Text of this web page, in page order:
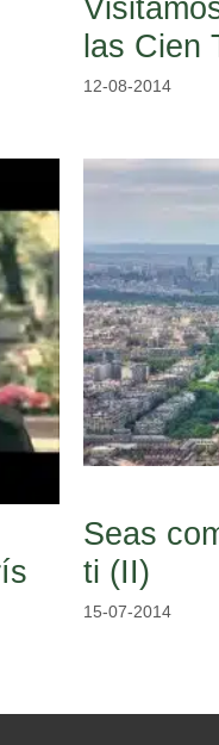
las Cien
12-08-2014
Seas
ti (II)
15-07-2014